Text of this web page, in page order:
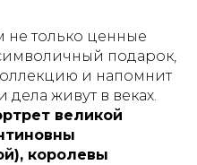
не только ценные
подарок,
и напомнит
дела живут в веках.
великой
королевы